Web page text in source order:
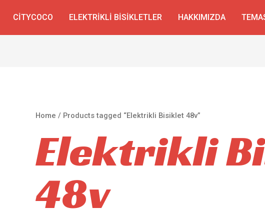
CITYCOCO ELEKTRIKLI BISIKLETLER HAKKIMIZDA
Home / Products tagged “Elektrikli Bisiklet 48v”
Elektrikli
48v